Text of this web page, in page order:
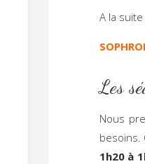
A la
Les
Nous
besoins.
1h20 à